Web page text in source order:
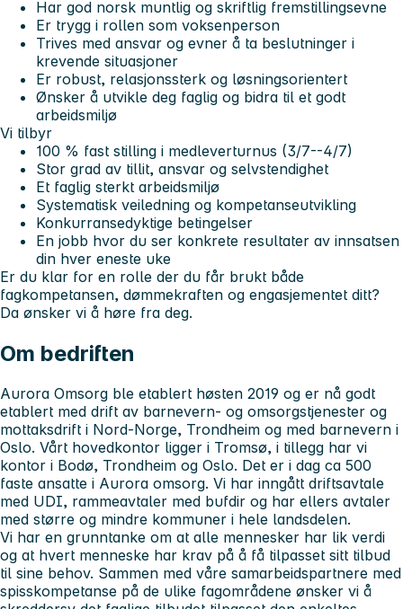
Har god norsk muntlig og skriftlig fremstillingsevne
Er trygg i rollen som voksenperson
Trives med ansvar og evner å ta beslutninger i
krevende situasjoner
Er robust, relasjonssterk og løsningsorientert
Ønsker å utvikle deg faglig og bidra til et godt
arbeidsmiljø
Vi tilbyr
100 % fast stilling i medleverturnus (3/7--4/7)
Stor grad av tillit, ansvar og selvstendighet
Et faglig sterkt arbeidsmiljø
Systematisk veiledning og kompetanseutvikling
Konkurransedyktige betingelser
En jobb hvor du ser konkrete resultater av innsatsen
din hver eneste uke
Er du klar for en rolle der du får brukt både
fagkompetansen, dømmekraften og engasjementet ditt?
Da ønsker vi å høre fra deg.
Om bedriften
Aurora Omsorg ble etablert høsten 2019 og er nå godt
etablert med drift av barnevern- og omsorgstjenester og
mottaksdrift i Nord-Norge, Trondheim og med barnevern i
Oslo. Vårt hovedkontor ligger i Tromsø, i tillegg har vi
kontor i Bodø, Trondheim og Oslo. Det er i dag ca 500
faste ansatte i Aurora omsorg. Vi har inngått driftsavtale
med UDI, rammeavtaler med bufdir og har ellers avtaler
med større og mindre kommuner i hele landsdelen.
Vi har en grunntanke om at alle mennesker har lik verdi
og at hvert menneske har krav på å få tilpasset sitt tilbud
til sine behov. Sammen med våre samarbeidspartnere med
spisskompetanse på de ulike fagområdene ønsker vi å